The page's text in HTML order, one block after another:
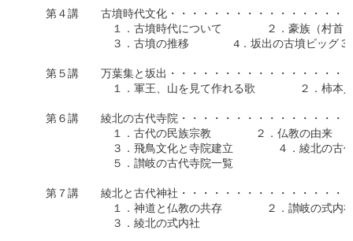
第４講　　古墳時代文化・・・・・・・・・・・・・・・・
１．古墳時代について　　　　２．豪族（村首）
３．古墳の推移　　　　4．坂出の古墳ビッグ３
第５講　　万葉集と坂出・・・・・・・・・・・・・・・・
１．軍王、山を見て作れる歌　　　　２．柿本人
第６講　　綾北の古代寺院・・・・・・・・・・・・・・・
１．古代の民族宗教　　　　２．仏教の由来
３．飛鳥文化と寺院建立　　　　４．綾北の古代
５．讃岐の古代寺院一覧
第７講　　綾北と古代神社・・・・・・・・・・・・・・・
１．神道と仏教の共存　　　　２．讃岐の式内社（
３．綾北の式内社